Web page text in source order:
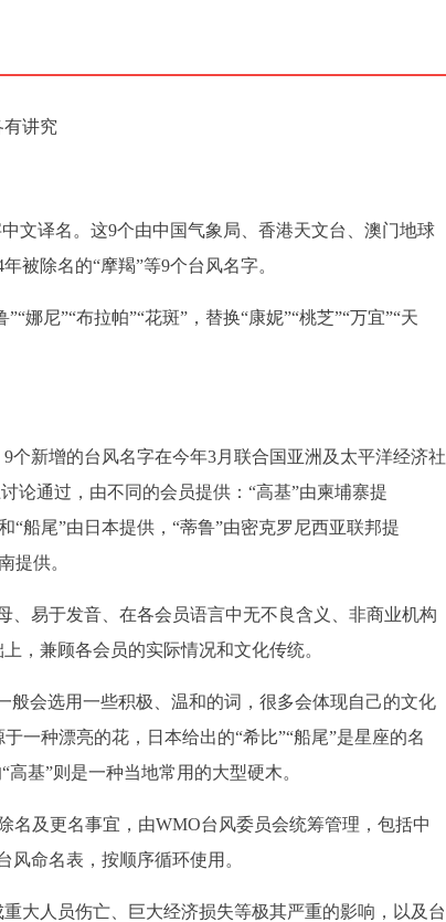
有讲究
文译名。这9个由中国气象局、香港天文台、澳门地球
被除名的“摩羯”等9个台风名字。
娜尼”“布拉帕”“花斑”，替换“康妮”“桃芝”“万宜”“天
个新增的台风名字在今年3月联合国亚洲及太平洋经济社
论通过，由不同的会员提供：“高基”由柬埔寨提
“船尾”由日本提供，“蒂鲁”由密克罗尼西亚联邦提
提供。
易于发音、在各会员语言中无不良含义、非商业机构
，兼顾各会员的实际情况和文化传统。
会选用一些积极、温和的词，很多会体现自己的文化
一种漂亮的花，日本给出的“希比”“船尾”是星座的名
基”则是一种当地常用的大型硬木。
名及更名事宜，由WMO台风委员会统筹管理，包括中
风命名表，按顺序循环使用。
大人员伤亡、巨大经济损失等极其严重的影响，以及台